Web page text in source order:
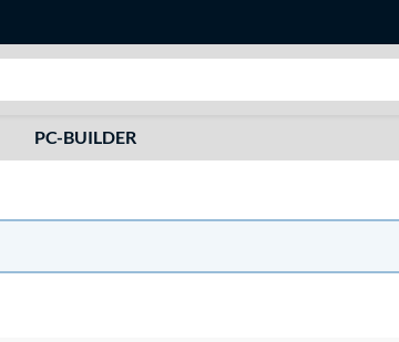
PC-BUILDER